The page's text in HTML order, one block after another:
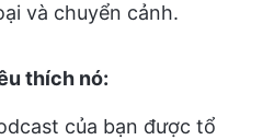
và chuyển cảnh.
thích nó:
của bạn được tổ